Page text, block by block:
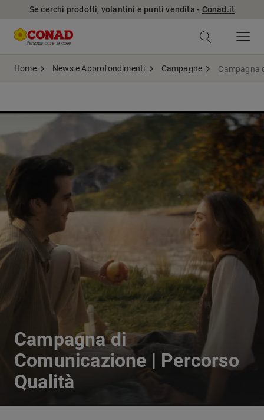
Se cerchi prodotti, volantini e punti vendita - Conad.it
Home News e Approfondimenti Campagne Campagna
Campagna di
Comunicazione | Percorso
Qualità